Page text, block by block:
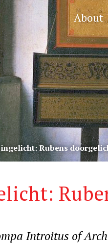
About
Rubens
Introitus of